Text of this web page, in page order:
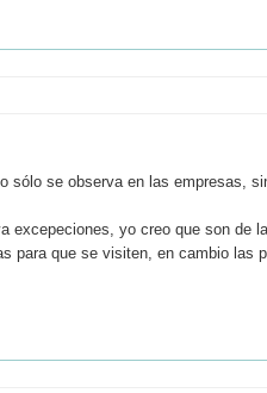
sólo se observa en las empresas,
excepeciones, yo creo que son de
para que se visiten, en cambio las